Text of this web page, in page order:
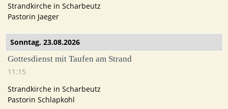
Strandkirche in Scharbeutz
Pastorin Jaeger
Sonntag, 23.08.2026
Gottesdienst mit Taufen am Strand
11:15
Strandkirche in Scharbeutz
Pastorin Schlapkohl